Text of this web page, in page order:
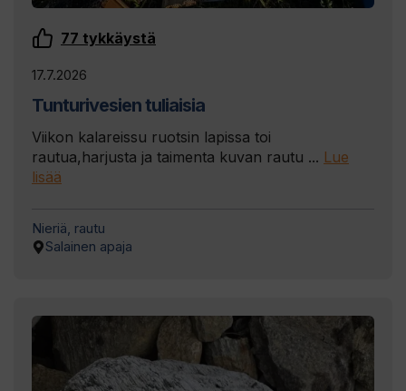
77 tykkäystä
17.7.2026
Tunturivesien tuliaisia
Viikon kalareissu ruotsin lapissa toi
rautua,harjusta ja taimenta kuvan rautu ... Lue
lisää
Nieriä, rautu
Salainen apaja